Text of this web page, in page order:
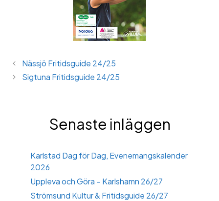
Nässjö Fritidsguide 24/25
Sigtuna Fritidsguide 24/25
Senaste inläggen
Karlstad Dag för Dag, Evenemangskalender
2026
Uppleva och Göra – Karlshamn 26/27
Strömsund Kultur & Fritidsguide 26/27